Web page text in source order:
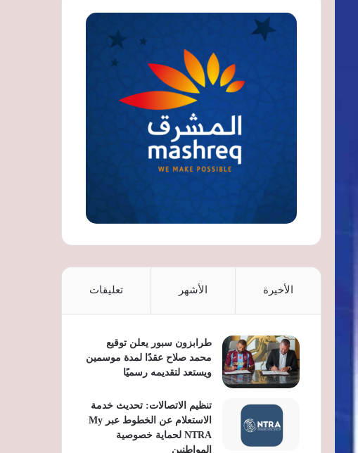
الأخيرة الأشهر تعليقات
طرابزون سبور يعلن توقيع
محمد صلاح عقدًا لمدة موسمين
ويستعد لتقديمه رسميًا
تنظيم الاتصالات: تحديث خدمة
الاستعلام عن الخطوط عبر My
NTRA لحماية خصوصية
المواطنين